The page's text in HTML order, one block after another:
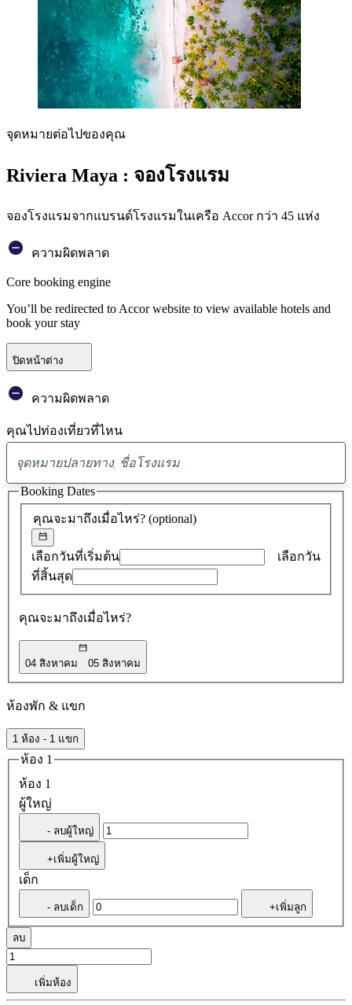
จุดหมายต่อไปของคุณ
Riviera Maya : จองโรงแรม
จองโรงแรมจากแบรนด์โรงแรมในเครือ Accor กว่า 45 แห่ง
ความผิดพลาด
Core booking engine
You’ll be redirected to Accor website to view available hotels and
book your stay
ปิดหน้าต่าง
ความผิดพลาด
คุณไปท่องเที่ยวที่ไหน
พบ
ข้อ
เสนอ
0
คุณจะมาถึงเมื่อไหร่? (optional)
เลือกวันที่เริ่มต้น
เลือกวัน
ที่สิ้นสุด
คุณจะมาถึงเมื่อไหร่?
04 สิงหาคม 05 สิงหาคม
Booking Dates
ห้องพัก & แขก
1 ห้อง - 1 แขก
ห้อง 1
ห้อง 1
ผู้ใหญ่
- ลบผู้ใหญ่
+เพิ่มผู้ใหญ่
เด็ก
- ลบเด็ก +เพิ่มลูก
ลบ
เพิ่มห้อง